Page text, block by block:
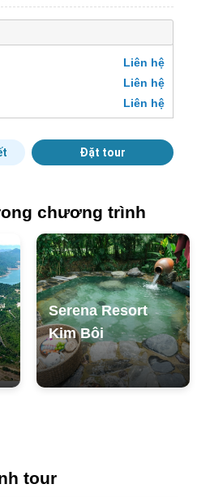
Liên hệ
Liên hệ
Liên hệ
Đặt tour
chương trình
Serena Resort
Kim Bôi
tour